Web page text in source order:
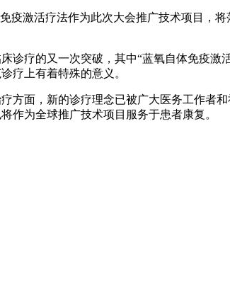
疫激活疗法作为此次大会推广技术项目，
疗的又一次突破，其中“蓝氧自体免疫激
疗上有着特殊的意义。
方面，新的诊疗理念已被广大医务工作者
作为全球推广技术项目服务于患者康复。